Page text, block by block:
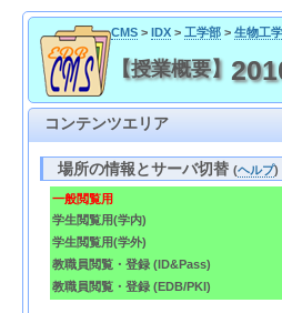
CMS> IDX> 工学部> 生物工
【授業概要】
コンテンツエリア
場所の情報とサーバ切替(ヘルプ)
一般閲覧用
学生閲覧用(学内)
学生閲覧用(学外)
教職員閲覧・登録 (ID&Pass)
教職員閲覧・登録 (EDB/PKI)